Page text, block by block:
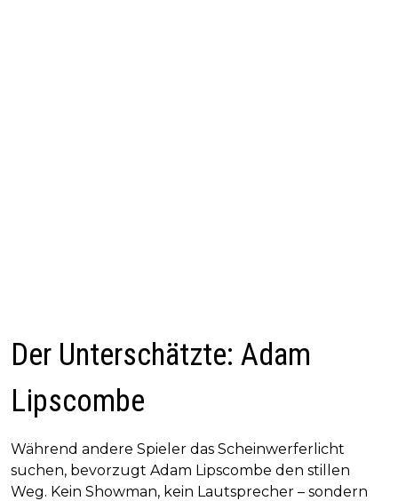
Der Unterschätzte: Adam
Lipscombe
Während andere Spieler das Scheinwerferlicht
suchen, bevorzugt Adam Lipscombe den stillen
Weg. Kein Showman, kein Lautsprecher – sondern